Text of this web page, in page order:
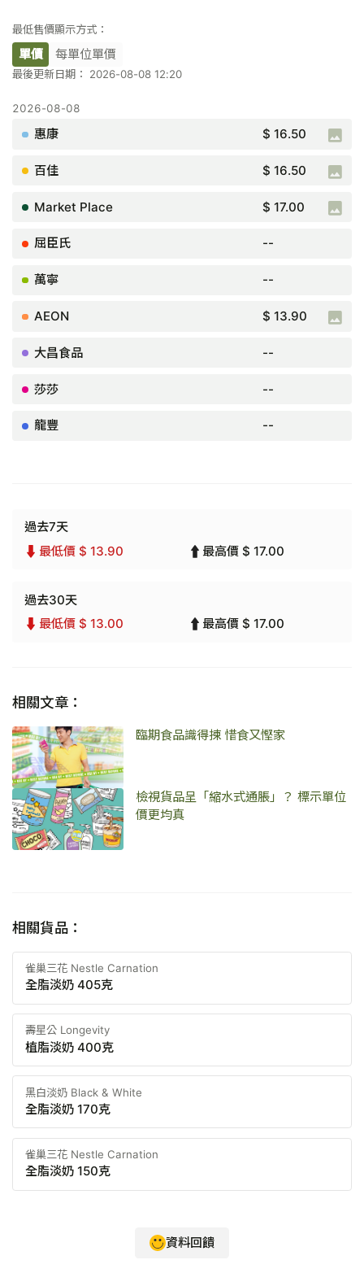
最低售價顯示方式：
單價 每單位單價
最後更新日期： 2026-08-08 12:20
$ 16.50
$ 16.50
$ 17.00
--
--
$ 13.90
--
--
--
過去7天
最低價 $ 13.90
最高價 $ 17.00
過去30天
最低價 $ 13.00
最高價 $ 17.00
相關文章：
臨期食品識得揀 惜食又慳家
檢視貨品呈「縮水式通脹」？ 標示單位
價更均真
相關貨品：
雀巢三花 Nestle Carnation
全脂淡奶 405克
壽星公 Longevity
植脂淡奶 400克
黑白淡奶 Black & White
全脂淡奶 170克
雀巢三花 Nestle Carnation
全脂淡奶 150克
資料回饋